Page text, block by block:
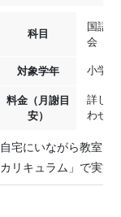
科目
国語,
会
対象学年 小学1
料金（月謝目
安）
詳しく
わせく
自宅にいながら教室と
カリキュラム」で実施